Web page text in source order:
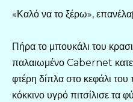
«Καλό να το ξέρω»,
Πήρα το μπουκάλι του
παλαιωμένο Cabernet
φτέρη δίπλα στο κεφάλι
κόκκινο υγρό πιτσίλισε τα